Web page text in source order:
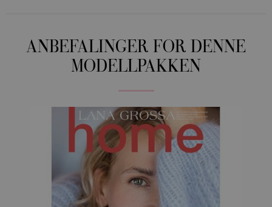
ANBEFALINGER FOR DENNE
MODELLPAKKEN